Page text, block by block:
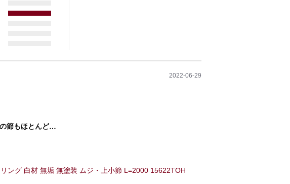
2022-06-29
節もほとんど…
ング 白材 無垢 無塗装 ムジ・上小節 L=2000 15622TOH